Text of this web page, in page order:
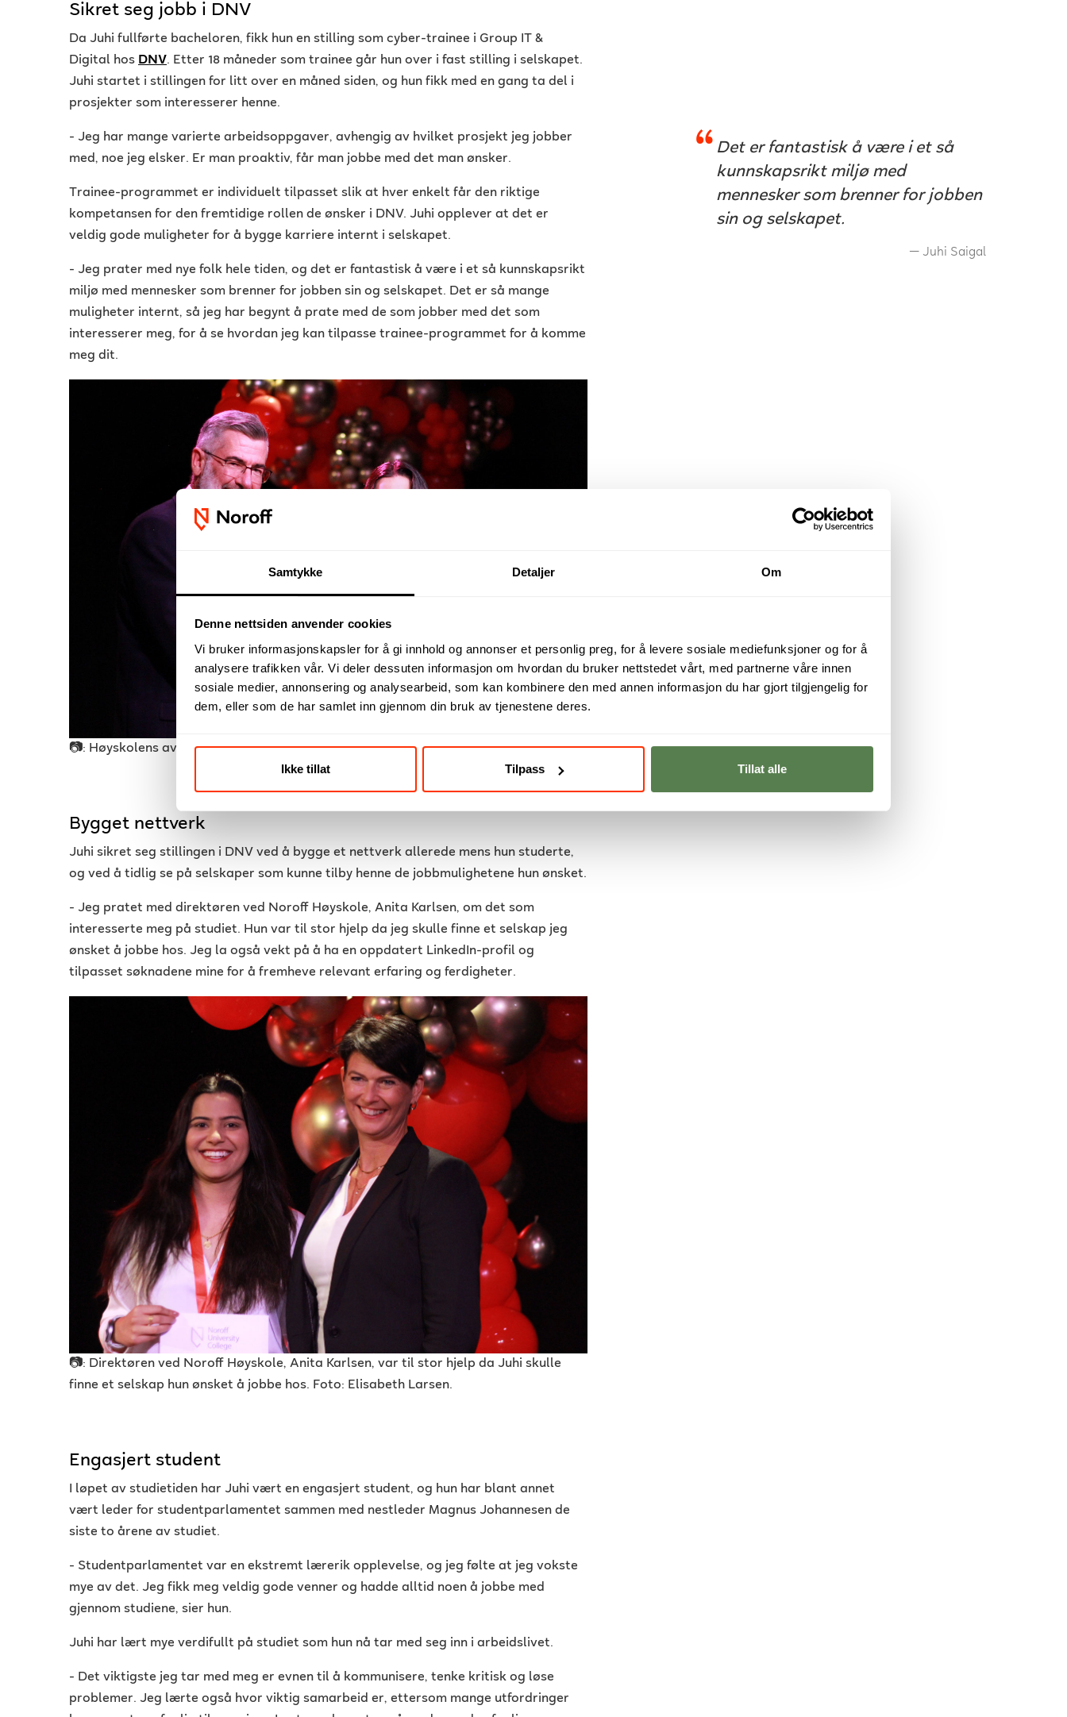
Samtykke Detaljer Om
Denne nettsiden anvender cookies
Vi bruker informasjonskapsler for å gi innhold og annonser et personlig preg, for å levere sosiale mediefunksjoner og for å
analysere trafikken vår. Vi deler dessuten informasjon om hvordan du bruker nettstedet vårt, med partnerne våre innen
sosiale medier, annonsering og analysearbeid, som kan kombinere den med annen informasjon du har gjort tilgjengelig for
dem, eller som de har samlet inn gjennom din bruk av tjenestene deres.
Ikke tillat Tilpass Tillat alle
Sikret seg jobb i DNV
Da Juhi fullførte bacheloren, fikk hun en stilling som cyber-trainee i Group IT &
Digital hos DNV. Etter 18 måneder som trainee går hun over i fast stilling i selskapet.
Juhi startet i stillingen for litt over en måned siden, og hun fikk med en gang ta del i
prosjekter som interesserer henne.
Det er fantastisk å være i et så
kunnskapsrikt miljø med
mennesker som brenner for jobben
sin og selskapet.
Juhi Saigal
- Jeg har mange varierte arbeidsoppgaver, avhengig av hvilket prosjekt jeg jobber
med, noe jeg elsker. Er man proaktiv, får man jobbe med det man ønsker.
Trainee-programmet er individuelt tilpasset slik at hver enkelt får den riktige
kompetansen for den fremtidige rollen de ønsker i DNV. Juhi opplever at det er
veldig gode muligheter for å bygge karriere internt i selskapet.
- Jeg prater med nye folk hele tiden, og det er fantastisk å være i et så kunnskapsrikt
miljø med mennesker som brenner for jobben sin og selskapet. Det er så mange
muligheter internt, så jeg har begynt å prate med de som jobber med det som
interesserer meg, for å se hvordan jeg kan tilpasse trainee-programmet for å komme
meg dit.
📷: Høyskolens avgangsseremoni. Foto: Elisabeth Larsen.
Bygget nettverk
Juhi sikret seg stillingen i DNV ved å bygge et nettverk allerede mens hun studerte,
og ved å tidlig se på selskaper som kunne tilby henne de jobbmulighetene hun ønsket.
- Jeg pratet med direktøren ved Noroff Høyskole, Anita Karlsen, om det som
interesserte meg på studiet. Hun var til stor hjelp da jeg skulle finne et selskap jeg
ønsket å jobbe hos. Jeg la også vekt på å ha en oppdatert LinkedIn-profil og
tilpasset søknadene mine for å fremheve relevant erfaring og ferdigheter.
📷: Direktøren ved Noroff Høyskole, Anita Karlsen, var til stor hjelp da Juhi skulle
finne et selskap hun ønsket å jobbe hos. Foto: Elisabeth Larsen.
Engasjert student
I løpet av studietiden har Juhi vært en engasjert student, og hun har blant annet
vært leder for studentparlamentet sammen med nestleder Magnus Johannesen de
siste to årene av studiet.
- Studentparlamentet var en ekstremt lærerik opplevelse, og jeg følte at jeg vokste
mye av det. Jeg fikk meg veldig gode venner og hadde alltid noen å jobbe med
gjennom studiene, sier hun.
Juhi har lært mye verdifullt på studiet som hun nå tar med seg inn i arbeidslivet.
- Det viktigste jeg tar med meg er evnen til å kommunisere, tenke kritisk og løse
problemer. Jeg lærte også hvor viktig samarbeid er, ettersom mange utfordringer